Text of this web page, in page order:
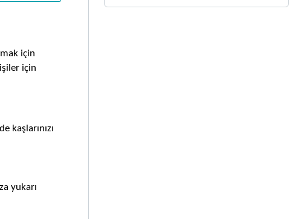
için
için
kaşlarınızı
yukarı